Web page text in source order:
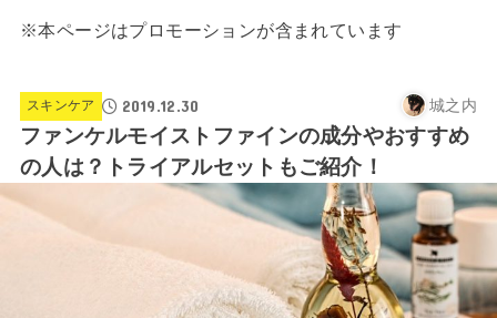
※本ページはプロモーションが含まれています
スキンケア 2019.12.30 城之内
ファンケルモイストファインの成分やおすすめ
の人は？トライアルセットもご紹介！